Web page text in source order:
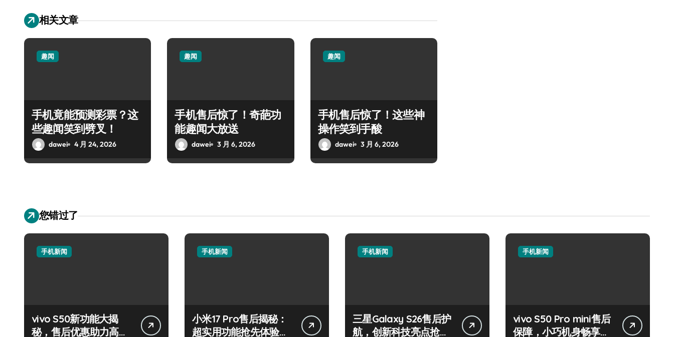
相关文章
趣闻
手机竟能预测彩票？这
些趣闻笑到劈叉！
dawei 4 月 24, 2026
趣闻
手机售后惊了！奇葩功
能趣闻大放送
dawei 3 月 6, 2026
趣闻
手机售后惊了！这些神
操作笑到手酸
dawei 3 月 6, 2026
您错过了
手机新闻
vivo S50新功能大揭
秘，售后优惠助力高效
手机新闻
小米17 Pro售后揭秘：
超实用功能抢先体验，
手机新闻
三星Galaxy S26售后护
航，创新科技亮点抢先
手机新闻
vivo S50 Pro mini售后
保障，小巧机身畅享海